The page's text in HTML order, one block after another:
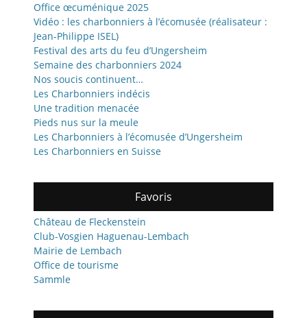
Office œcuménique 2025
Vidéo : les charbonniers à l’écomusée (réalisateur :
Jean-Philippe ISEL)
Festival des arts du feu d’Ungersheim
Semaine des charbonniers 2024
Nos soucis continuent…
Les Charbonniers indécis
Une tradition menacée
Pieds nus sur la meule
Les Charbonniers à l’écomusée d’Ungersheim
Les Charbonniers en Suisse
Favoris
Château de Fleckenstein
Club-Vosgien Haguenau-Lembach
Mairie de Lembach
Office de tourisme
Sammle